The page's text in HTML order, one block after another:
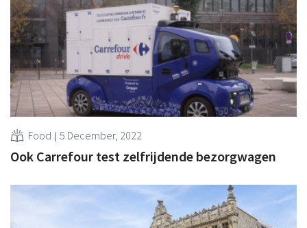
Food 5 December, 2022
Ook Carrefour test zelfrijdende bezorgwagen